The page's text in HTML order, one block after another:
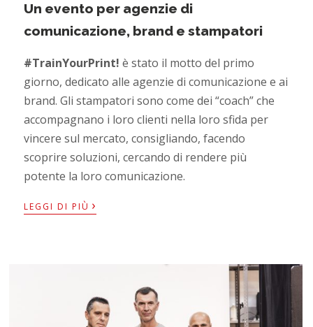
Un evento per agenzie di
comunicazione, brand e stampatori
#TrainYourPrint!è stato il motto del primo
giorno, dedicato alle agenzie di comunicazione e ai
brand. Gli stampatori sono come dei “coach” che
accompagnano i loro clienti nella loro sfida per
vincere sul mercato, consigliando, facendo
scoprire soluzioni, cercando di rendere più
potente la loro comunicazione.
LEGGI DI PIÙ ›